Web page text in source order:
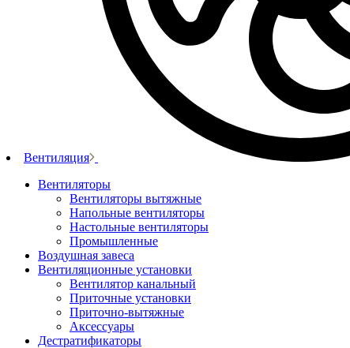
Вентиляция
Вентиляторы
Вентиляторы вытяжные
Напольные вентиляторы
Настольные вентиляторы
Промышленные
Воздушная завеса
Вентиляционные установки
Вентилятор канальный
Приточные установки
Приточно-вытяжные
Аксессуары
Дестратификаторы